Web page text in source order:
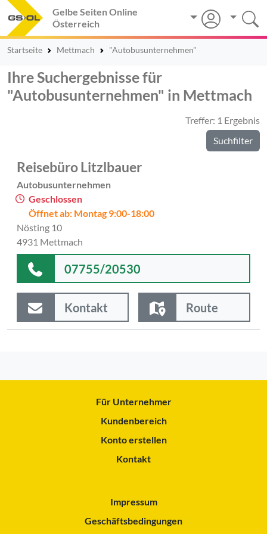
Gelbe Seiten Online
Österreich
Startseite Mettmach "Autobusunternehmen"
Ihre Suchergebnisse für
"Autobusunternehmen" in Mettmach
Treffer: 1 Ergebnis
Suchfilter
Reisebüro Litzlbauer
Autobusunternehmen
Geschlossen
Öffnet ab: Montag 9:00-18:00
Nösting 10
4931 Mettmach
07755/20530
Kontakt Route
Für Unternehmer
Kundenbereich
Konto erstellen
Kontakt
Impressum
Geschäftsbedingungen